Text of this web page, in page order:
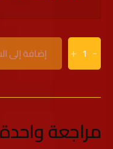
-
+ إضافة إلى
مراجعة